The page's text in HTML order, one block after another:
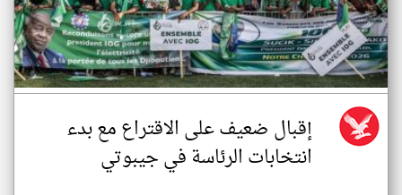
إقبال ضعيف على الاقتراع مع بدء
انتخابات الرئاسة في جيبوتي